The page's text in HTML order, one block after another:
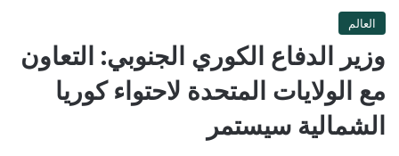
العالم
وزير الدفاع الكوري الجنوبي: التعاون
مع الولايات المتحدة لاحتواء كوريا
الشمالية سيستمر